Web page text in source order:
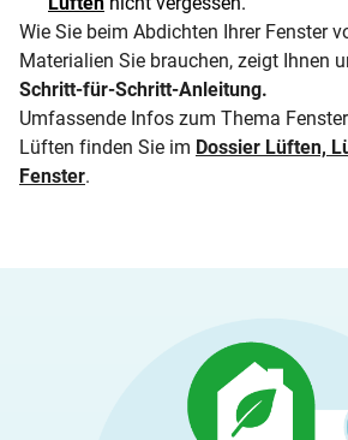
Wie Sie beim Abdichten Ihrer Fenster
Materialien Sie brauchen, zeigt Ihnen
Schritt-für-Schritt-Anleitung.
Umfassende Infos zum Thema
Lüften finden Sie im Dossier Lüften,
Fenster.